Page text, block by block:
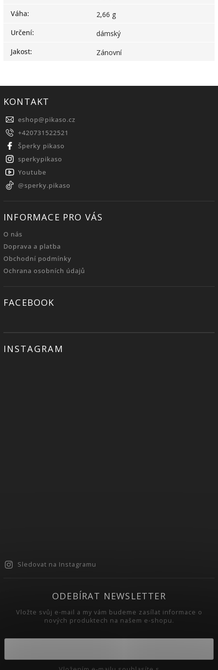
Váha:
2,66 g
Určení:
dámský
Jakost: Zánovní
KONTAKT
eshop@pikaso.cz
+420731522521
Šperky pikaso
sperkypikaso
Youtube
@sperky.pikaso
INFORMACE PRO VÁS
O nás
Doprava a platba
Obchodní podmínky
Ochrana osobních údajů
FACEBOOK
INSTAGRAM
Sledovat na Instagramu
ODEBÍRAT NEWSLETTER
Vložte svůj e-mail a my vám budeme zasílat informace o
nových produktech na našem e-shopu.